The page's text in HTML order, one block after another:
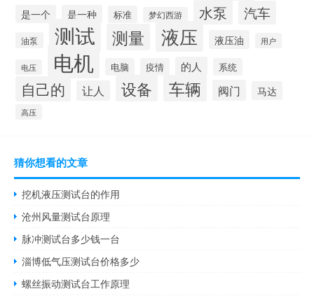
是一个 是一种 标准 梦幻西游 水泵 汽车
油泵 测试 测量 液压 液压油 用户
电压 电机 电脑 疫情 的人 系统
自己的 让人 设备 车辆 阀门 马达
高压
猜你想看的文章
挖机液压测试台的作用
沧州风量测试台原理
脉冲测试台多少钱一台
淄博低气压测试台价格多少
螺丝振动测试台工作原理